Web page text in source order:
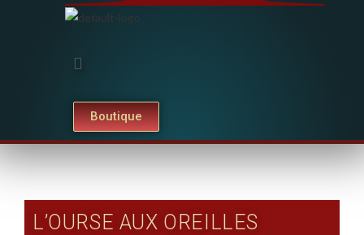
Boutique
L’OURSE AUX OREILLES